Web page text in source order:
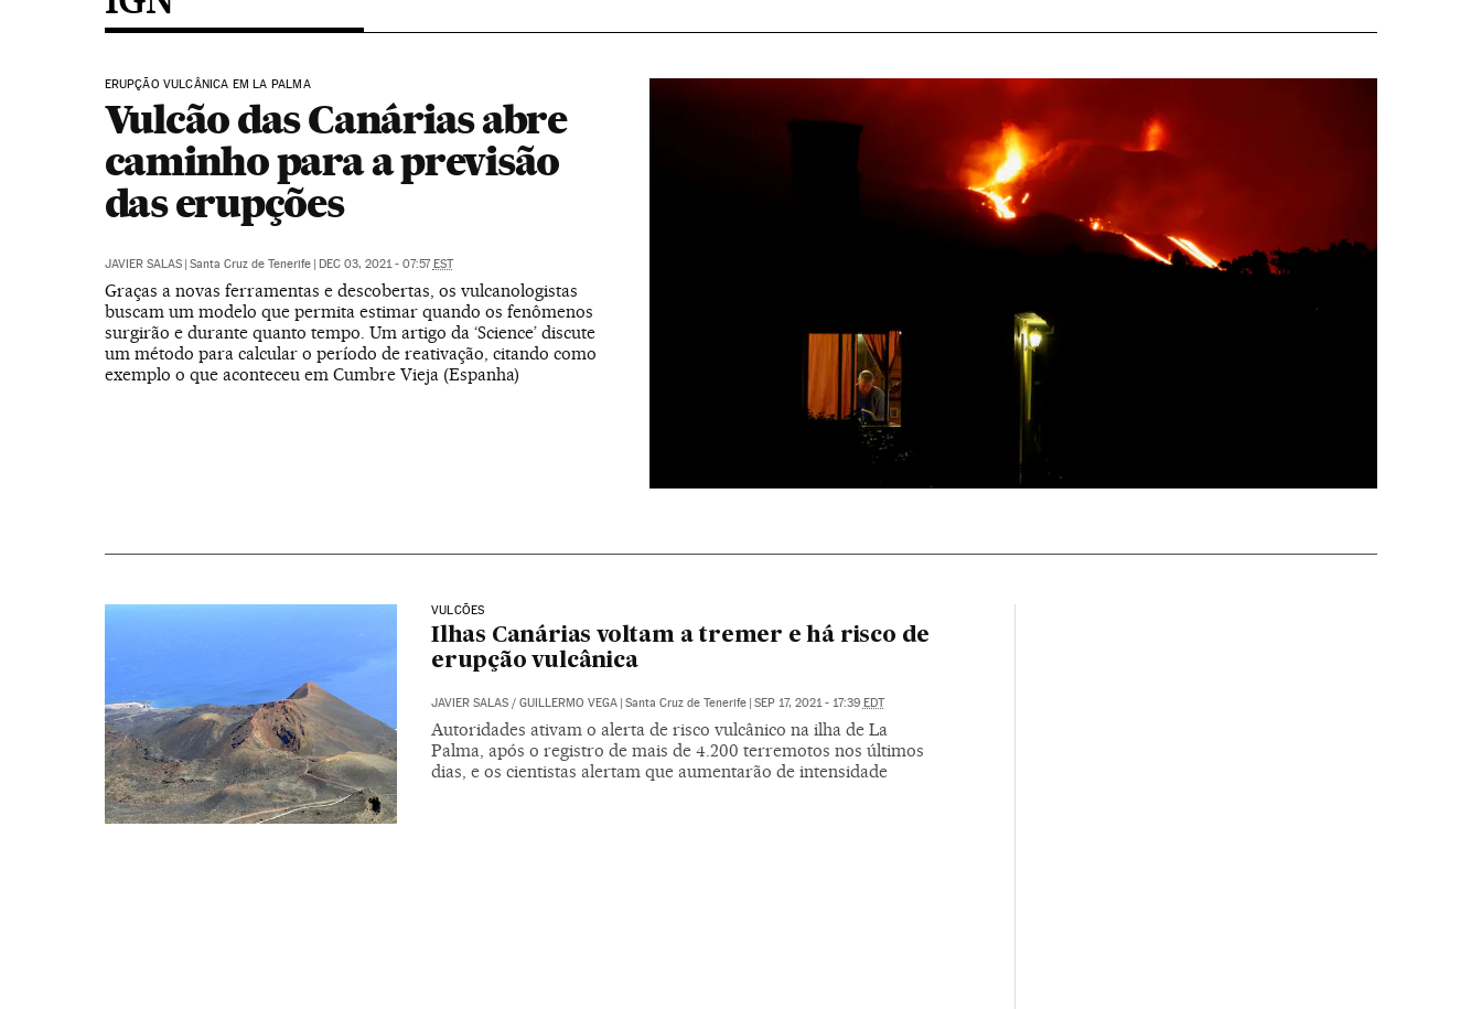
ERUPÇÃO VULCÂNICA EM LA PALMA
Vulcão das Canárias abre
caminho para a previsão
das erupções
JAVIER SALAS | Santa Cruz de Tenerife | DEC 03, 2021 - 07:57EST
Graças a novas ferramentas e descobertas, os vulcanologistas
buscam um modelo que permita estimar quando os fenômenos
surgirão e durante quanto tempo. Um artigo da ‘Science’ discute
um método para calcular o período de reativação, citando como
exemplo o que aconteceu em Cumbre Vieja (Espanha)
VULCÕES
Ilhas Canárias voltam a tremer e há risco de
erupção vulcânica
JAVIER SALAS/ GUILLERMO VEGA | Santa Cruz de Tenerife | SEP 17, 2021 - 17:39 EDT
Autoridades ativam o alerta de risco vulcânico na ilha de La
Palma, após o registro de mais de 4.200 terremotos nos últimos
dias, e os cientistas alertam que aumentarão de intensidade